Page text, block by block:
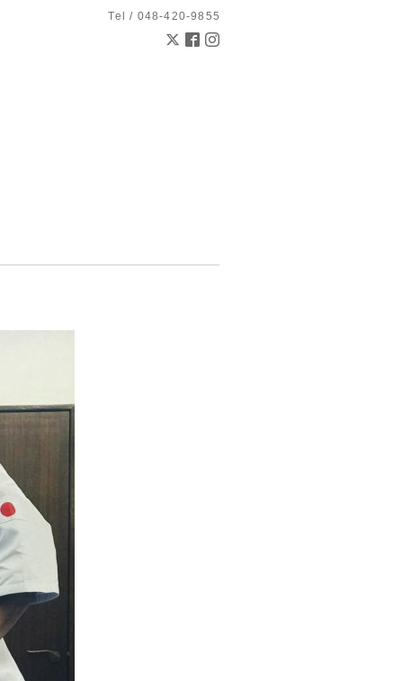
Tel / 048-420-9855